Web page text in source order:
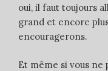
oui, il faut toujours
grand et encore
encouragerons.
Et même si vous ne